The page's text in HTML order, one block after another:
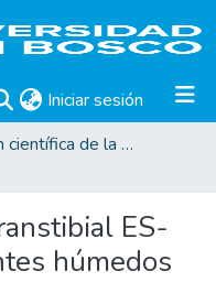
Iniciar sesión (current)
Producción científica de la Universidad Don Bosco
ES-
húmedos